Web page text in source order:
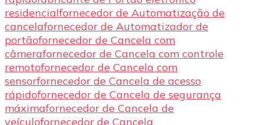
residencialfornecedor de Automatização de
cancelafornecedor de Automatizador de
portãofornecedor de Cancela com
câmerafornecedor de Cancela com controle
remotofornecedor de Cancela com
sensorfornecedor de Cancela de acesso
rápidofornecedor de Cancela de segurança
máximafornecedor de Cancela de
veículofornecedor de Cancela